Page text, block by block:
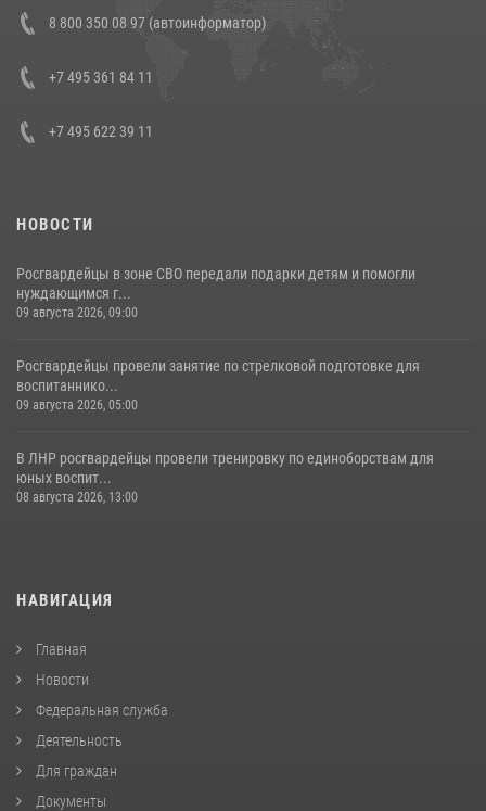
Состоялась рабочая встреча директора Росгвардии Героя России
генерала армии Виктора Золотова с заместителем полномочного
представителя Президента Российской Федерации в Северо-
Кавказском федеральном округе Виталием Кузнецовым
8 800 350 08 97 (автоинформатор)
+7 495 361 84 11
+7 495 622 39 11
НОВОСТИ
Росгвардейцы в зоне СВО передали подарки детям и помогли
нуждающимся г...
09 августа 2026, 09:00
Росгвардейцы провели занятие по стрелковой подготовке для
воспитаннико...
09 августа 2026, 05:00
В ЛНР росгвардейцы провели тренировку по единоборствам для
юных воспит...
08 августа 2026, 13:00
НАВИГАЦИЯ
Главная
Новости
Федеральная служба
Деятельность
Для граждан
Документы